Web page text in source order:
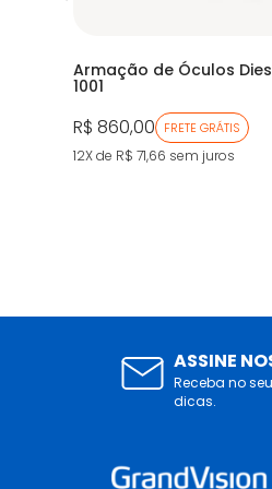
Armação de Óculos
1001
R$ 860,00 FRETE GRÁTIS
12X de R$ 71,66 sem juros
ASSINE
Receba no
dicas.